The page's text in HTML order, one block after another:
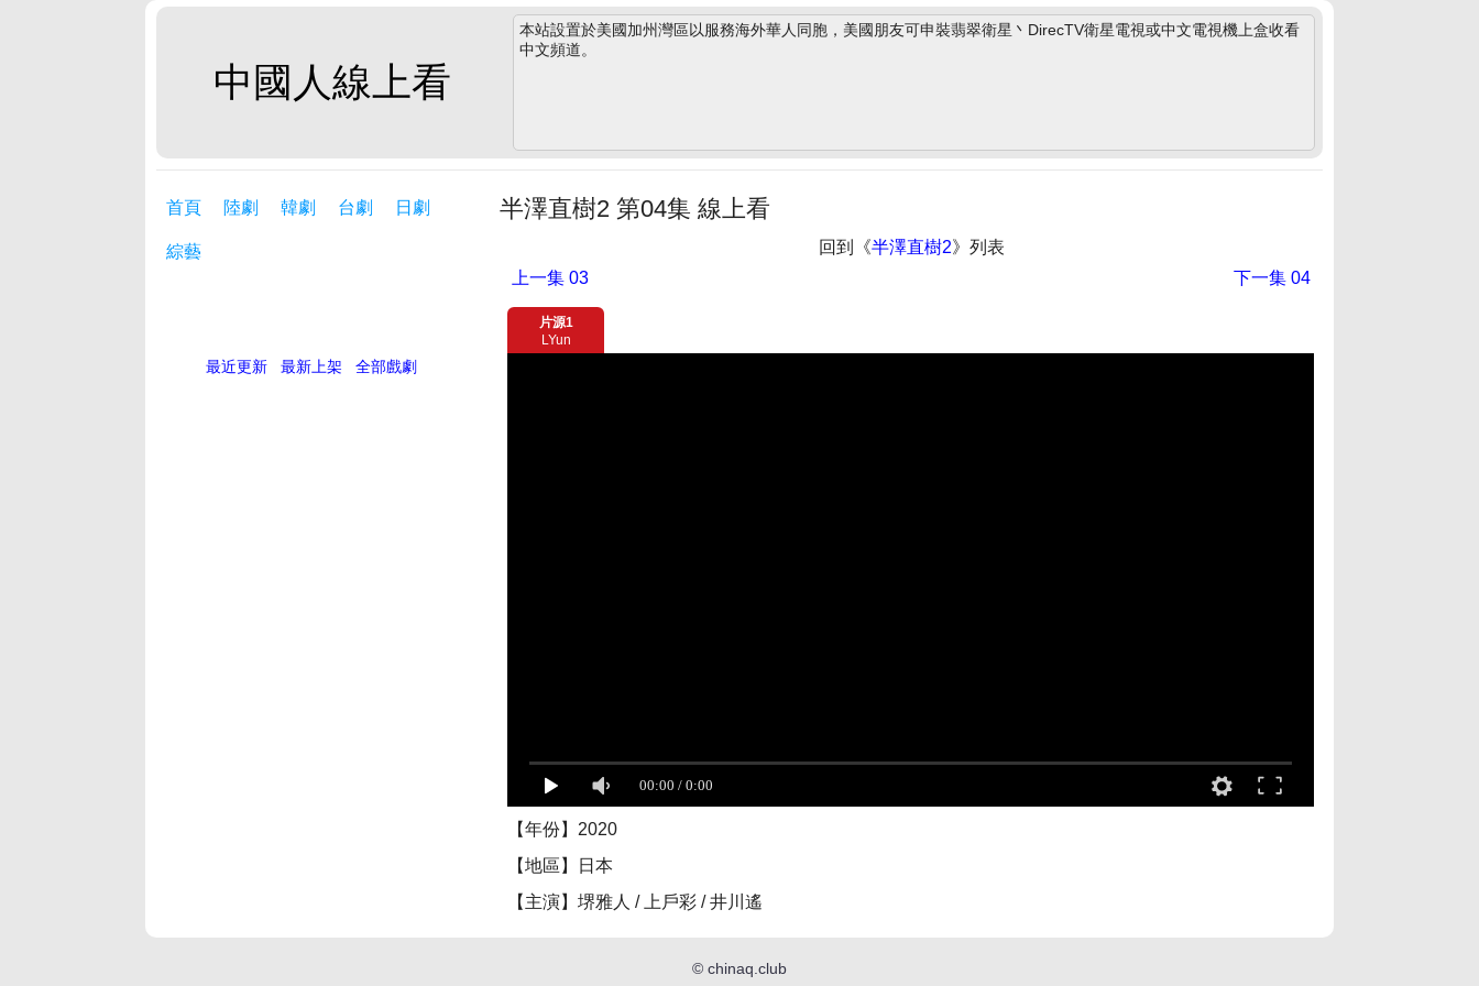
中國人線上看
本站設置於美國加州灣區以服務海外華人同胞，美國朋友可申裝翡翠衛星丶DirecTV衛星電視或中文電視機上盒收看
中文頻道。
首頁 陸劇 韓劇 台劇 日劇
綜藝
最近更新 最新上架 全部戲劇
半澤直樹2 第04集 線上看
回到《半澤直樹2》列表
上一集 03 下一集04
片源1
LYun
【年份】2020
【地區】日本
【主演】堺雅人 / 上戶彩 / 井川遙
© chinaq.club